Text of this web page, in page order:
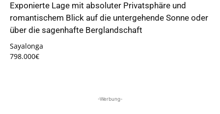
Exponierte Lage mit absoluter Privatsphäre und
romantischem Blick auf die untergehende Sonne oder
über die sagenhafte Berglandschaft
Sayalonga
798.000€
-Werbung-